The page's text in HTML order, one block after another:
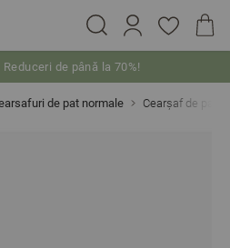
Reduceri de până la 70%!
de pat normale Cearșaf de pat